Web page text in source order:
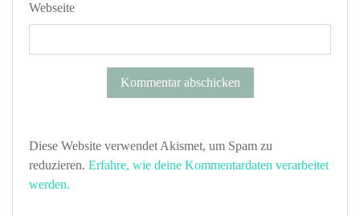
Webseite
Diese Website verwendet Akismet, um Spam zu
reduzieren. Erfahre, wie deine Kommentardaten verarbeitet
werden.